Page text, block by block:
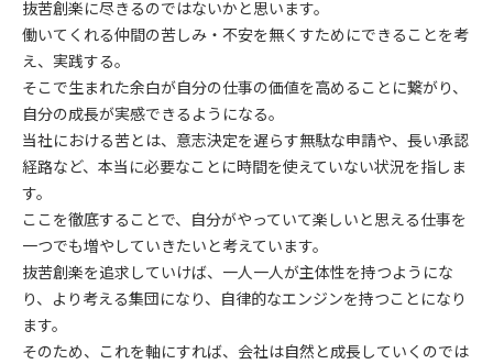
抜苦創楽に尽きるのではないかと思います。
働いてくれる仲間の苦しみ・不安を無くすためにできることを考
え、実践する。
そこで生まれた余白が自分の仕事の価値を高めることに繋がり、
自分の成長が実感できるようになる。
当社における苦とは、意志決定を遅らす無駄な申請や、長い承認
経路など、本当に必要なことに時間を使えていない状況を指しま
す。
ここを徹底することで、自分がやっていて楽しいと思える仕事を
一つでも増やしていきたいと考えています。
抜苦創楽を追求していけば、一人一人が主体性を持つようにな
り、より考える集団になり、自律的なエンジンを持つことになり
ます。
そのため、これを軸にすれば、会社は自然と成長していくのでは